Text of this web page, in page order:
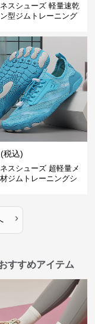
スシューズ 軽量速乾
型ジムトレーニング
(税込)
スシューズ 超軽量メ
ジムトレーニングシ
›
すすめアイテム